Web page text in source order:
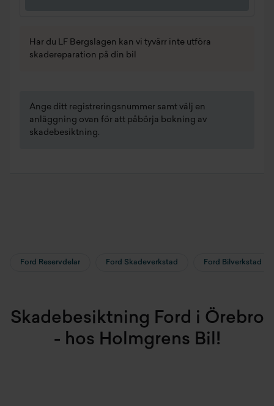
Har du LF Bergslagen kan vi tyvärr inte utföra
skadereparation på din bil
Ange ditt registreringsnummer samt välj en
anläggning ovan för att påbörja bokning av
skadebesiktning.
Ford Reservdelar Ford Skadeverkstad Ford Bilverkstad
Skadebesiktning Ford i Örebro
- hos Holmgrens Bil!